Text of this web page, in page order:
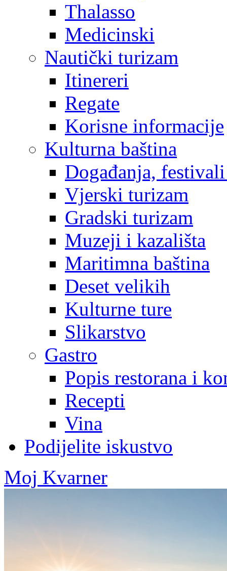
Thalasso
Medicinski
Nautički turizam
Itinereri
Regate
Korisne informacije
Kulturna baština
Događanja,
Vjerski turizam
Gradski turizam
Muzeji i kazališta
Maritimna baština
Deset velikih
Kulturne ture
Slikarstvo
Gastro
Popis restorana i
Recepti
Vina
Podijelite iskustvo
Moj Kvarner